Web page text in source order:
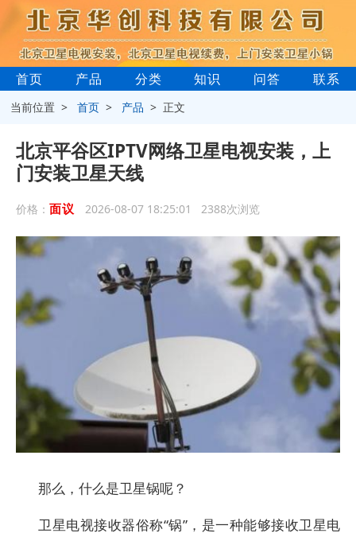
首页 产品 分类 知识 问答 联系
当前位置 >首页 > 产品 > 正文
北京平谷区IPTV网络卫星电视安装，上
门安装卫星天线
价格： 面议 2026-08-07 18:25:01 2388次浏览
那么，什么是卫星锅呢？
卫星电视接收器俗称“锅”，是一种能够接收卫星电